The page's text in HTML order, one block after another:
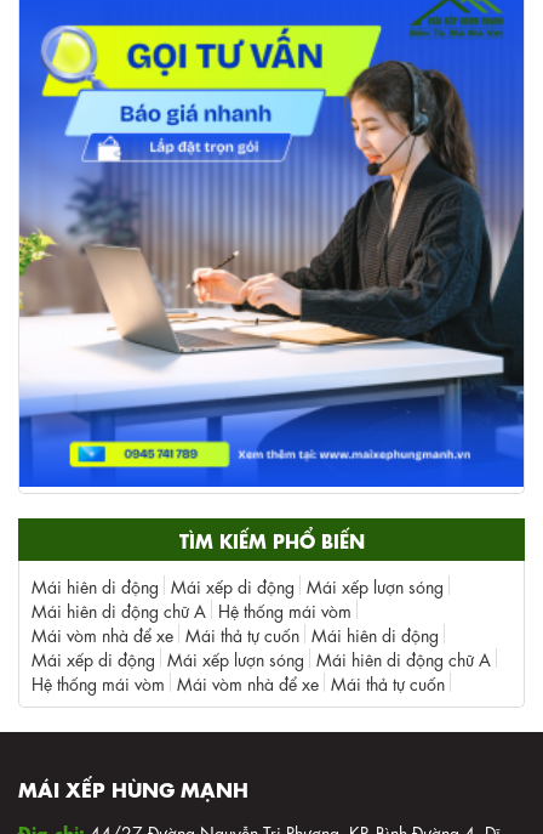
TÌM KIẾM PHỔ BIẾN
Mái hiên di động Mái xếp di động
Mái xếp lượn sóng
Mái hiên di động chữ A
Hệ thống mái vòm
Mái vòm nhà để xe Mái thả tự cuốn Mái hiên di động
Mái xếp di động
Mái xếp lượn sóng
Mái hiên di động chữ A
Hệ thống mái vòm
Mái vòm nhà để xe Mái thả tự cuốn
MÁI XẾP HÙNG MẠNH